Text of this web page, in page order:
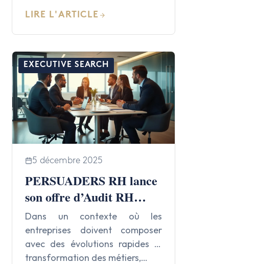
LIRE L'ARTICLE
EXECUTIVE SEARCH
5 décembre 2025
PERSUADERS RH lance
son offre d’Audit RH
destinée aux dirigeants,
qu’ils disposent ou non
d’un service RH
Dans un contexte où les
entreprises doivent composer
avec des évolutions rapides —
transformation des métiers,…